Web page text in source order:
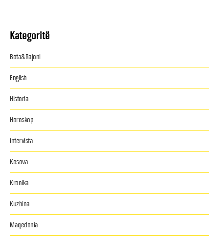
Kategoritë
Bota&Rajoni
English
Historia
Horoskop
Intervista
Kosova
Kronika
Kuzhina
Maqedonia